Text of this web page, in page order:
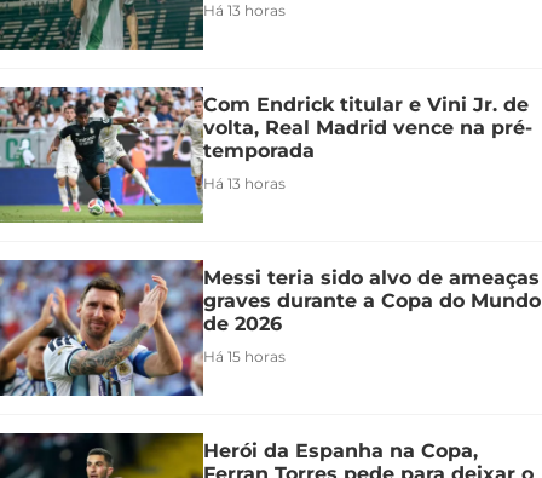
Há 13 horas
Com Endrick titular e Vini Jr. de
volta, Real Madrid vence na pré-
temporada
Há 13 horas
Messi teria sido alvo de ameaças
graves durante a Copa do Mundo
de 2026
Há 15 horas
Herói da Espanha na Copa,